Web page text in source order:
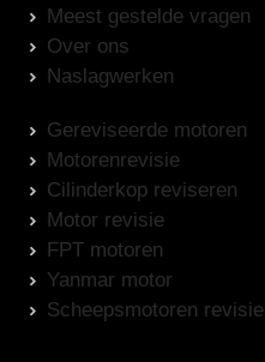
Meest gestelde vragen
Over ons
Naslagwerken
Gereviseerde motoren
Motorenrevisie
Cilinderkop reviseren
Motor revisie
FPT motoren
Yanmar motor
Scheepsmotoren revisie